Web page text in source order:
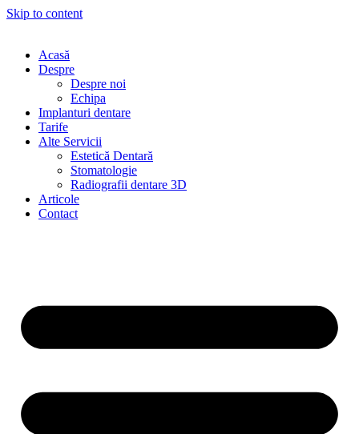
Skip to content
Acasă
Despre
Despre noi
Echipa
Implanturi dentare
Tarife
Alte Servicii
Estetică Dentară
Stomatologie
Radiografii dentare 3D
Articole
Contact